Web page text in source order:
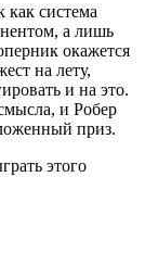
как система
а лишь
окажется
на лету,
и на это.
и Робер
приз.